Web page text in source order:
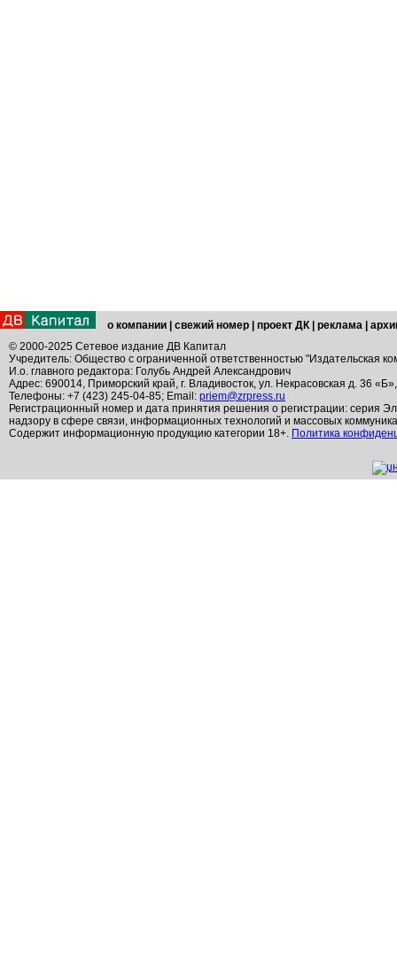
о компании свежий номер проект ДК реклама
© 2000-2025 Сетевое издание ДВ Капитал
Учредитель: Общество с ограниченной ответственностью "Издательская
И.о. главного редактора: Голубь Андрей Александрович
Адрес: 690014, Приморский край, г. Владивосток, ул. Некрасовская д. 36
Телефоны: +7 (423) 245-04-85; Email: priem@zrpress.ru
Регистрационный номер и дата принятия решения о регистрации: серия
надзору в сфере связи, информационных технологий и массовых
Содержит информационную продукцию категории 18+. Политика